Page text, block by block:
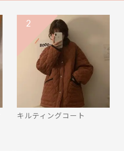
キルティングコート
2